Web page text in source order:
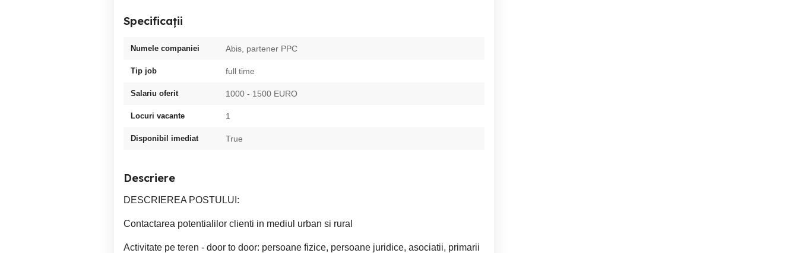
Specificații
Numele companiei Abis, partener PPC
Tip job full time
Salariu oferit 1000 - 1500 EURO
Locuri vacante 1
Disponibil imediat True
Descriere
DESCRIEREA POSTULUI:
Contactarea potentialilor clienti in mediul urban si rural
Activitate pe teren - door to door: persoane fizice, persoane juridice, asociatii, primarii